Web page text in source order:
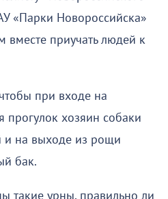
«Парки Новороссийска»
вместе приучать людей к
при входе на
хозяин собаки
и на выходе из рощи
бак.
такие урны, правильно ли